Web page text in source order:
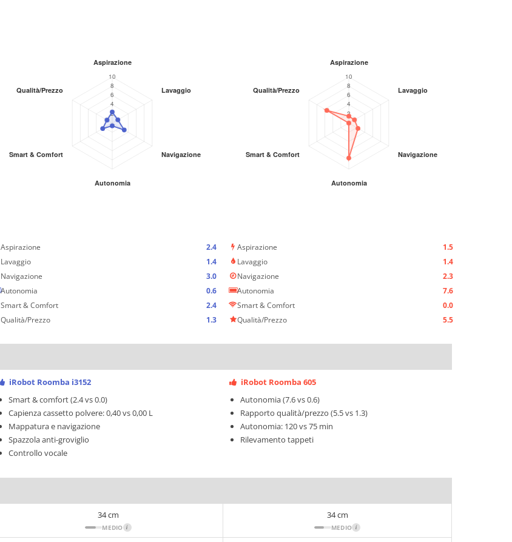
Aspirazione
2.4
Lavaggio
1.4
Navigazione
3.0
Autonomia
0.6
Smart & Comfort
2.4
Qualità/Prezzo
1.3
Aspirazione
1.5
Lavaggio
1.4
Navigazione
2.3
Autonomia
7.6
Smart & Comfort
0.0
Qualità/Prezzo
5.5
iRobot Roomba i3152
Smart & comfort (2.4 vs 0.0)
Capienza cassetto polvere: 0,40 vs 0,00 L
Mappatura e navigazione
Spazzola anti-groviglio
Controllo vocale
iRobot Roomba 605
Autonomia (7.6 vs 0.6)
Rapporto qualità/prezzo (5.5 vs 1.3)
Autonomia: 120 vs 75 min
Rilevamento tappeti
34 cm
MEDIO i
34 cm
MEDIO i